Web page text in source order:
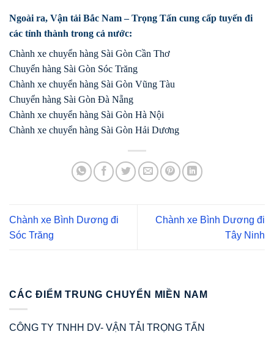
Ngoài ra, Vận tải Bắc Nam – Trọng Tấn cung cấp tuyến đi
các tỉnh thành trong cả nước:
Chành xe chuyển hàng Sài Gòn Cần Thơ
Chuyển hàng Sài Gòn Sóc Trăng
Chành xe chuyển hàng Sài Gòn Vũng Tàu
Chuyển hàng Sài Gòn Đà Nẵng
Chành xe chuyển hàng Sài Gòn Hà Nội
Chành xe chuyển hàng Sài Gòn Hải Dương
Chành xe Bình Dương đi
Sóc Trăng
Chành xe Bình Dương đi
Tây Ninh
CÁC ĐIỂM TRUNG CHUYỂN MIỀN NAM
CÔNG TY TNHH DV- VẬN TẢI TRỌNG TẤN